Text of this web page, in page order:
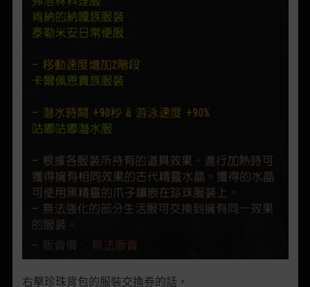
右擊珍珠背包的服裝交換券的話，